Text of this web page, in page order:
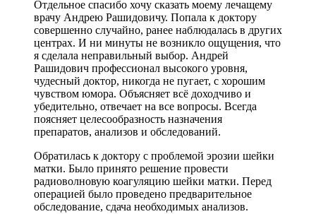
Отдельное спасибо хочу сказать моему лечащему
врачу Андрею Рашидовичу. Попала к доктору
совершенно случайно, ранее наблюдалась в других
центрах. И ни минуты не возникло ощущения, что
я сделала неправильный выбор. Андрей
Рашидович профессионал высокого уровня,
чудесный доктор, никогда не пугает, с хорошим
чувством юмора. Объясняет всё доходчиво и
убедительно, отвечает на все вопросы. Всегда
поясняет целесообразность назначения
препаратов, анализов и обследований.
Обратилась к доктору с проблемой эрозии шейки
матки. Было принято решение провести
радиоволновую коагуляцию шейки матки. Перед
операцией было проведено предварительное
обследование, сдача необходимых анализов.